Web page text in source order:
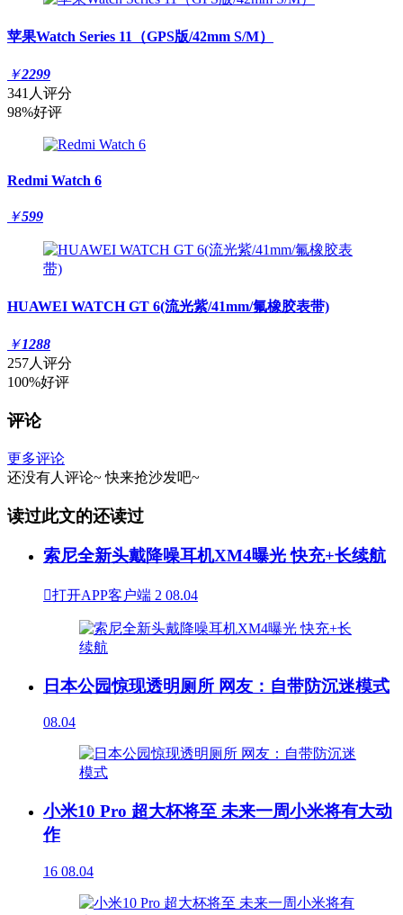
苹果Watch Series 11（GPS版/42mm S/M）
￥2299
341人评分
98%好评
Redmi Watch 6
￥599
HUAWEI WATCH GT 6(流光紫/41mm/氟橡胶表带)
￥1288
257人评分
100%好评
评论
更多评论
还没有人评论~ 快来抢沙发吧~
读过此文的还读过
索尼全新头戴降噪耳机XM4曝光 快充+长续航
打开APP客户端 2 08.04
日本公园惊现透明厕所 网友：自带防沉迷模式
08.04
小米10 Pro 超大杯将至 未来一周小米将有大动
作
16 08.04